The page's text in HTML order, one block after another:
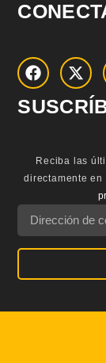
Reciba las
directamente